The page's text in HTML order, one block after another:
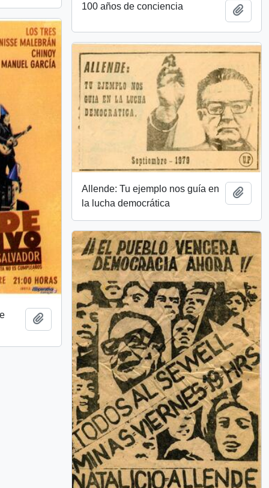
100 años de conciencia
Añadir al portapapeles
Allende: Tu ejemplo nos guía en
la lucha democrática